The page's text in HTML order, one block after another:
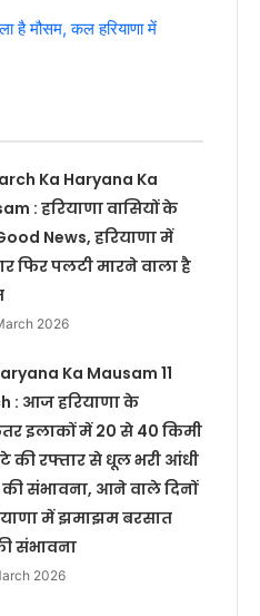
है मौसम, कल हरियाणा में
Ka Haryana Ka
: हरियाणा वासियों के
News, हरियाणा में
फिर पलटी मारने वाला है
2026
Ka Mausam 11
: आज हरियाणा के
इलाकों में 20 से 40 किमी
की रफ्तार से धूल भरी आंधी
संभावना, आने वाले दिनों
में झमाझम बरसात
संभावना
2026